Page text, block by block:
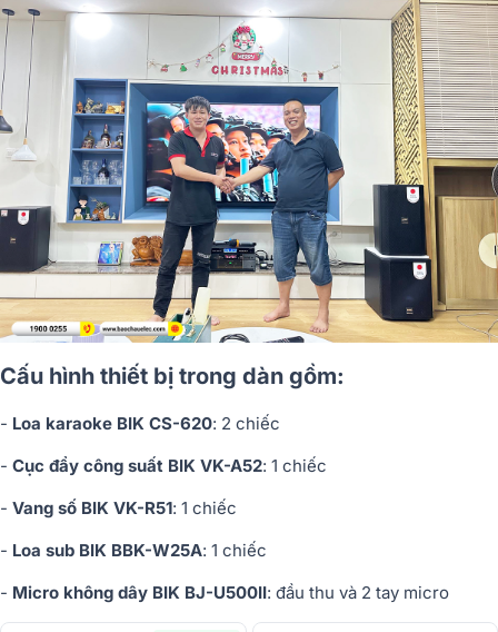
Cấu hình thiết bị trong dàn gồm:
- Loa karaoke BIK CS-620: 2 chiếc
- Cục đẩy công suất BIK VK-A52: 1 chiếc
- Vang số BIK VK-R51: 1 chiếc
- Loa sub BIK BBK-W25A: 1 chiếc
- Micro không dây BIK BJ-U500II: đầu thu và 2 tay micro